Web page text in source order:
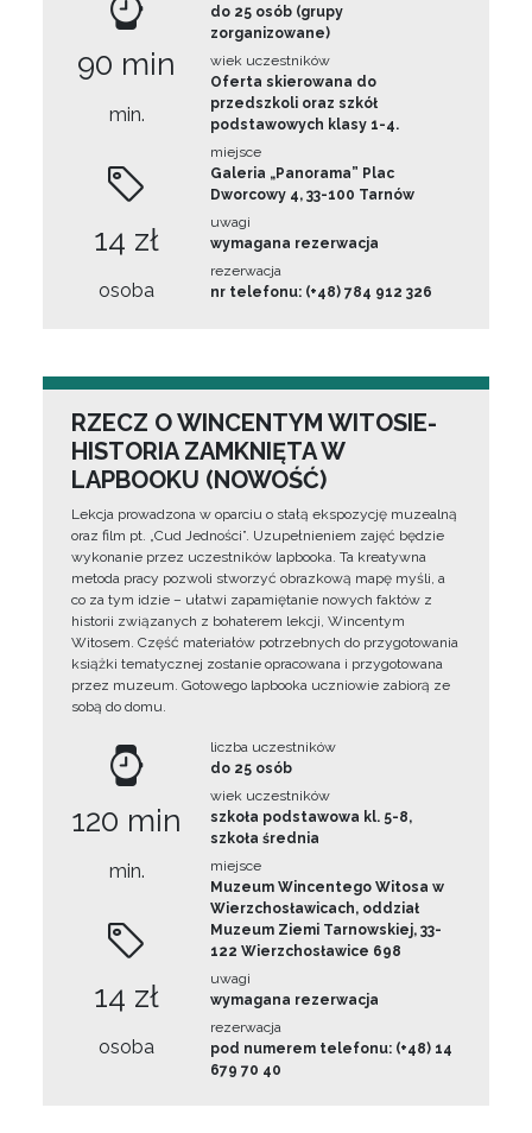
90 min
min.
14 zł
osoba
do 25 osób (grupy
zorganizowane)
wiek uczestników
Oferta skierowana do
przedszkoli oraz szkół
podstawowych klasy 1-4.
miejsce
Galeria „Panorama” Plac
Dworcowy 4, 33-100 Tarnów
uwagi
wymagana rezerwacja
rezerwacja
nr telefonu: (+48) 784 912 326
RZECZ O WINCENTYM WITOSIE-
HISTORIA ZAMKNIĘTA W
LAPBOOKU (NOWOŚĆ)
Lekcja prowadzona w oparciu o stałą ekspozycję muzealną
oraz film pt. „Cud Jedności”. Uzupełnieniem zajęć będzie
wykonanie przez uczestników lapbooka. Ta kreatywna
metoda pracy pozwoli stworzyć obrazkową mapę myśli, a
co za tym idzie – ułatwi zapamiętanie nowych faktów z
historii związanych z bohaterem lekcji, Wincentym
Witosem. Część materiałów potrzebnych do przygotowania
książki tematycznej zostanie opracowana i przygotowana
przez muzeum. Gotowego lapbooka uczniowie zabiorą ze
sobą do domu.
120 min
min.
14 zł
osoba
liczba uczestników
do 25 osób
wiek uczestników
szkoła podstawowa kl. 5-8,
szkoła średnia
miejsce
Muzeum Wincentego Witosa w
Wierzchosławicach, oddział
Muzeum Ziemi Tarnowskiej, 33-
122 Wierzchosławice 698
uwagi
wymagana rezerwacja
rezerwacja
pod numerem telefonu: (+48) 14
679 70 40